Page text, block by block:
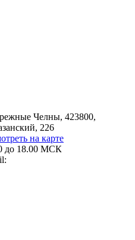
Челны, 423800,
226
на карте
до 18.00 МСК